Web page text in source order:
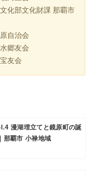
化部文化財課 那覇市
自治会
郷友会
友会
漫湖埋立てと鏡原町の誕
那覇市 小禄地域